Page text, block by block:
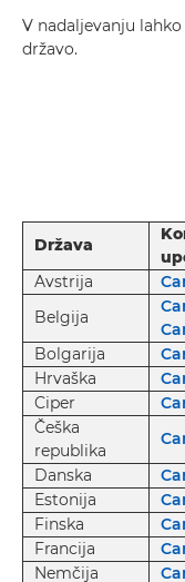
V nadaljevanju
državo.
Država
Avstrija
Belgija
Bolgarija
Hrvaška
Ciper
Češka
republika
Danska
Estonija
Finska
Francija
Nemčija